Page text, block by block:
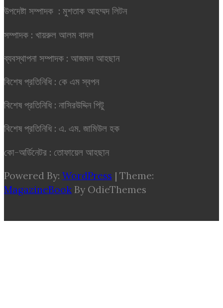
উপদেষ্টা সম্পাদক : মুশতাক আহম্মদ লিটন
সম্পাদক : খায়রুল আলম বাদল
ব্যবস্থাপনা সম্পাদক : আজমল আহছান
বিশেষ প্রতিনিধি : কে এম স্বপন
বিশেষ প্রতিনিধি : নাসিরউদ্দিন পিটু
বিশেষ প্রতিনিধি : এ. এম. জামিউল হক
কো-অর্ডিনেটর : তোফায়েল আহছান
Powered By: WordPress | Theme:
MagazineBook By OdieThemes